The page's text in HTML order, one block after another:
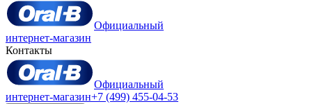
Официальный
интернет-магазин
Контакты
Официальный
интернет-магазин+7 (499) 455-04-53